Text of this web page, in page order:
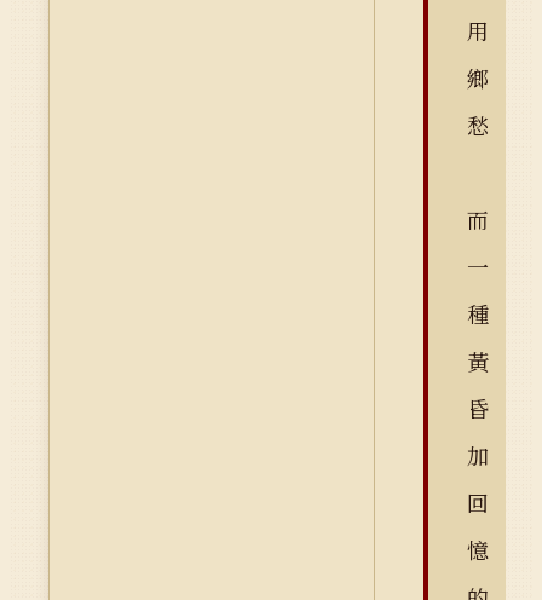
用
鄉
愁
而
一
種
黃
昏
加
回
憶